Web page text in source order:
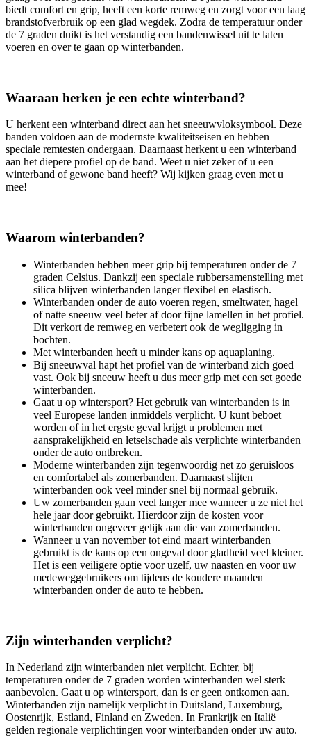
biedt comfort en grip, heeft een korte remweg en zorgt voor een laag
brandstofverbruik op een glad wegdek. Zodra de temperatuur onder
de 7 graden duikt is het verstandig een bandenwissel uit te laten
voeren en over te gaan op winterbanden.
Waaraan herken je een echte winterband?
U herkent een winterband direct aan het sneeuwvloksymbool. Deze
banden voldoen aan de modernste kwaliteitseisen en hebben
speciale remtesten ondergaan. Daarnaast herkent u een winterband
aan het diepere profiel op de band. Weet u niet zeker of u een
winterband of gewone band heeft? Wij kijken graag even met u
mee!
Waarom winterbanden?
Winterbanden hebben meer grip bij temperaturen onder de 7
graden Celsius. Dankzij een speciale rubbersamenstelling met
silica blijven winterbanden langer flexibel en elastisch.
Winterbanden onder de auto voeren regen, smeltwater, hagel
of natte sneeuw veel beter af door fijne lamellen in het profiel.
Dit verkort de remweg en verbetert ook de wegligging in
bochten.
Met winterbanden heeft u minder kans op aquaplaning.
Bij sneeuwval hapt het profiel van de winterband zich goed
vast. Ook bij sneeuw heeft u dus meer grip met een set goede
winterbanden.
Gaat u op wintersport? Het gebruik van winterbanden is in
veel Europese landen inmiddels verplicht. U kunt beboet
worden of in het ergste geval krijgt u problemen met
aansprakelijkheid en letselschade als verplichte winterbanden
onder de auto ontbreken.
Moderne winterbanden zijn tegenwoordig net zo geruisloos
en comfortabel als zomerbanden. Daarnaast slijten
winterbanden ook veel minder snel bij normaal gebruik.
Uw zomerbanden gaan veel langer mee wanneer u ze niet het
hele jaar door gebruikt. Hierdoor zijn de kosten voor
winterbanden ongeveer gelijk aan die van zomerbanden.
Wanneer u van november tot eind maart winterbanden
gebruikt is de kans op een ongeval door gladheid veel kleiner.
Het is een veiligere optie voor uzelf, uw naasten en voor uw
medeweggebruikers om tijdens de koudere maanden
winterbanden onder de auto te hebben.
Zijn winterbanden verplicht?
In Nederland zijn winterbanden niet verplicht. Echter, bij
temperaturen onder de 7 graden worden winterbanden wel sterk
aanbevolen. Gaat u op wintersport, dan is er geen ontkomen aan.
Winterbanden zijn namelijk verplicht in Duitsland, Luxemburg,
Oostenrijk, Estland, Finland en Zweden. In Frankrijk en Italië
gelden regionale verplichtingen voor winterbanden onder uw auto.